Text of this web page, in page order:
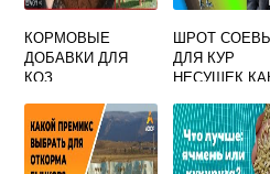
КОРМОВЫЕ
ДОБАВКИ ДЛЯ
КОЗ
ШРОТ
ДЛЯ КУР
НЕСУШЕК